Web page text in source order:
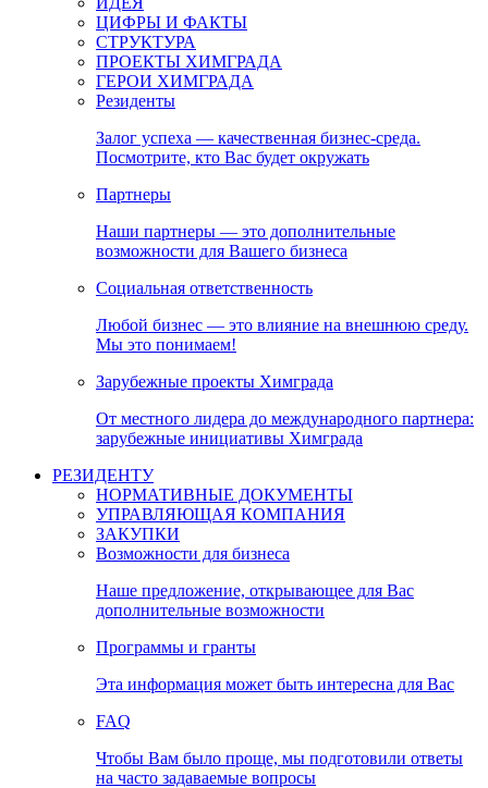
ЦИФРЫ И ФАКТЫ
СТРУКТУРА
ПРОЕКТЫ ХИМГРАДА
ГЕРОИ ХИМГРАДА
Резиденты
Залог успеха — качественная бизнес-среда.
Посмотрите, кто Вас будет окружать
Партнеры
Наши партнеры — это дополнительные
возможности для Вашего бизнеса
Социальная ответственность
Любой бизнес — это влияние на внешнюю среду.
Мы это понимаем!
Зарубежные проекты Химграда
От местного лидера до международного партнера:
зарубежные инициативы Химграда
РЕЗИДЕНТУ
НОРМАТИВНЫЕ ДОКУМЕНТЫ
УПРАВЛЯЮЩАЯ КОМПАНИЯ
ЗАКУПКИ
Возможности для бизнеса
Наше предложение, открывающее для Вас
дополнительные возможности
Программы и гранты
Эта информация может быть интересна для Вас
FAQ
Чтобы Вам было проще, мы подготовили ответы
на часто задаваемые вопросы